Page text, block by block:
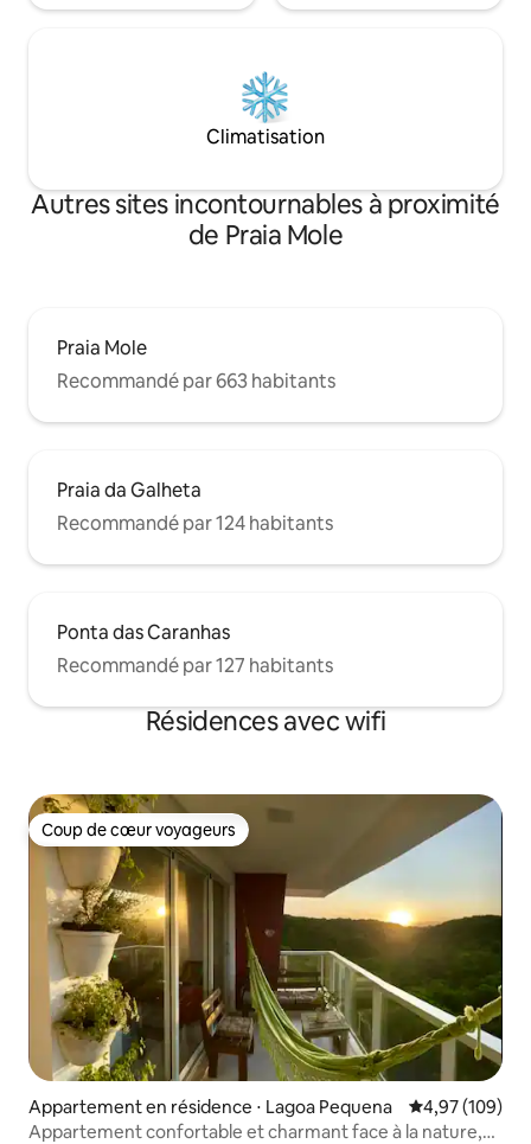
Climatisation
Autres sites incontournables à proximité
de Praia Mole
Praia Mole
Recommandé par 663 habitants
Praia da Galheta
Recommandé par 124 habitants
Ponta das Caranhas
Recommandé par 127 habitants
Résidences avec wifi
Coup de cœur voyageurs
Coup de cœur voyageurs
Appartement en résidence ⋅ Lagoa Pequena Évaluation
4,97 (109)
Appartement confortable et charmant face à la nature,